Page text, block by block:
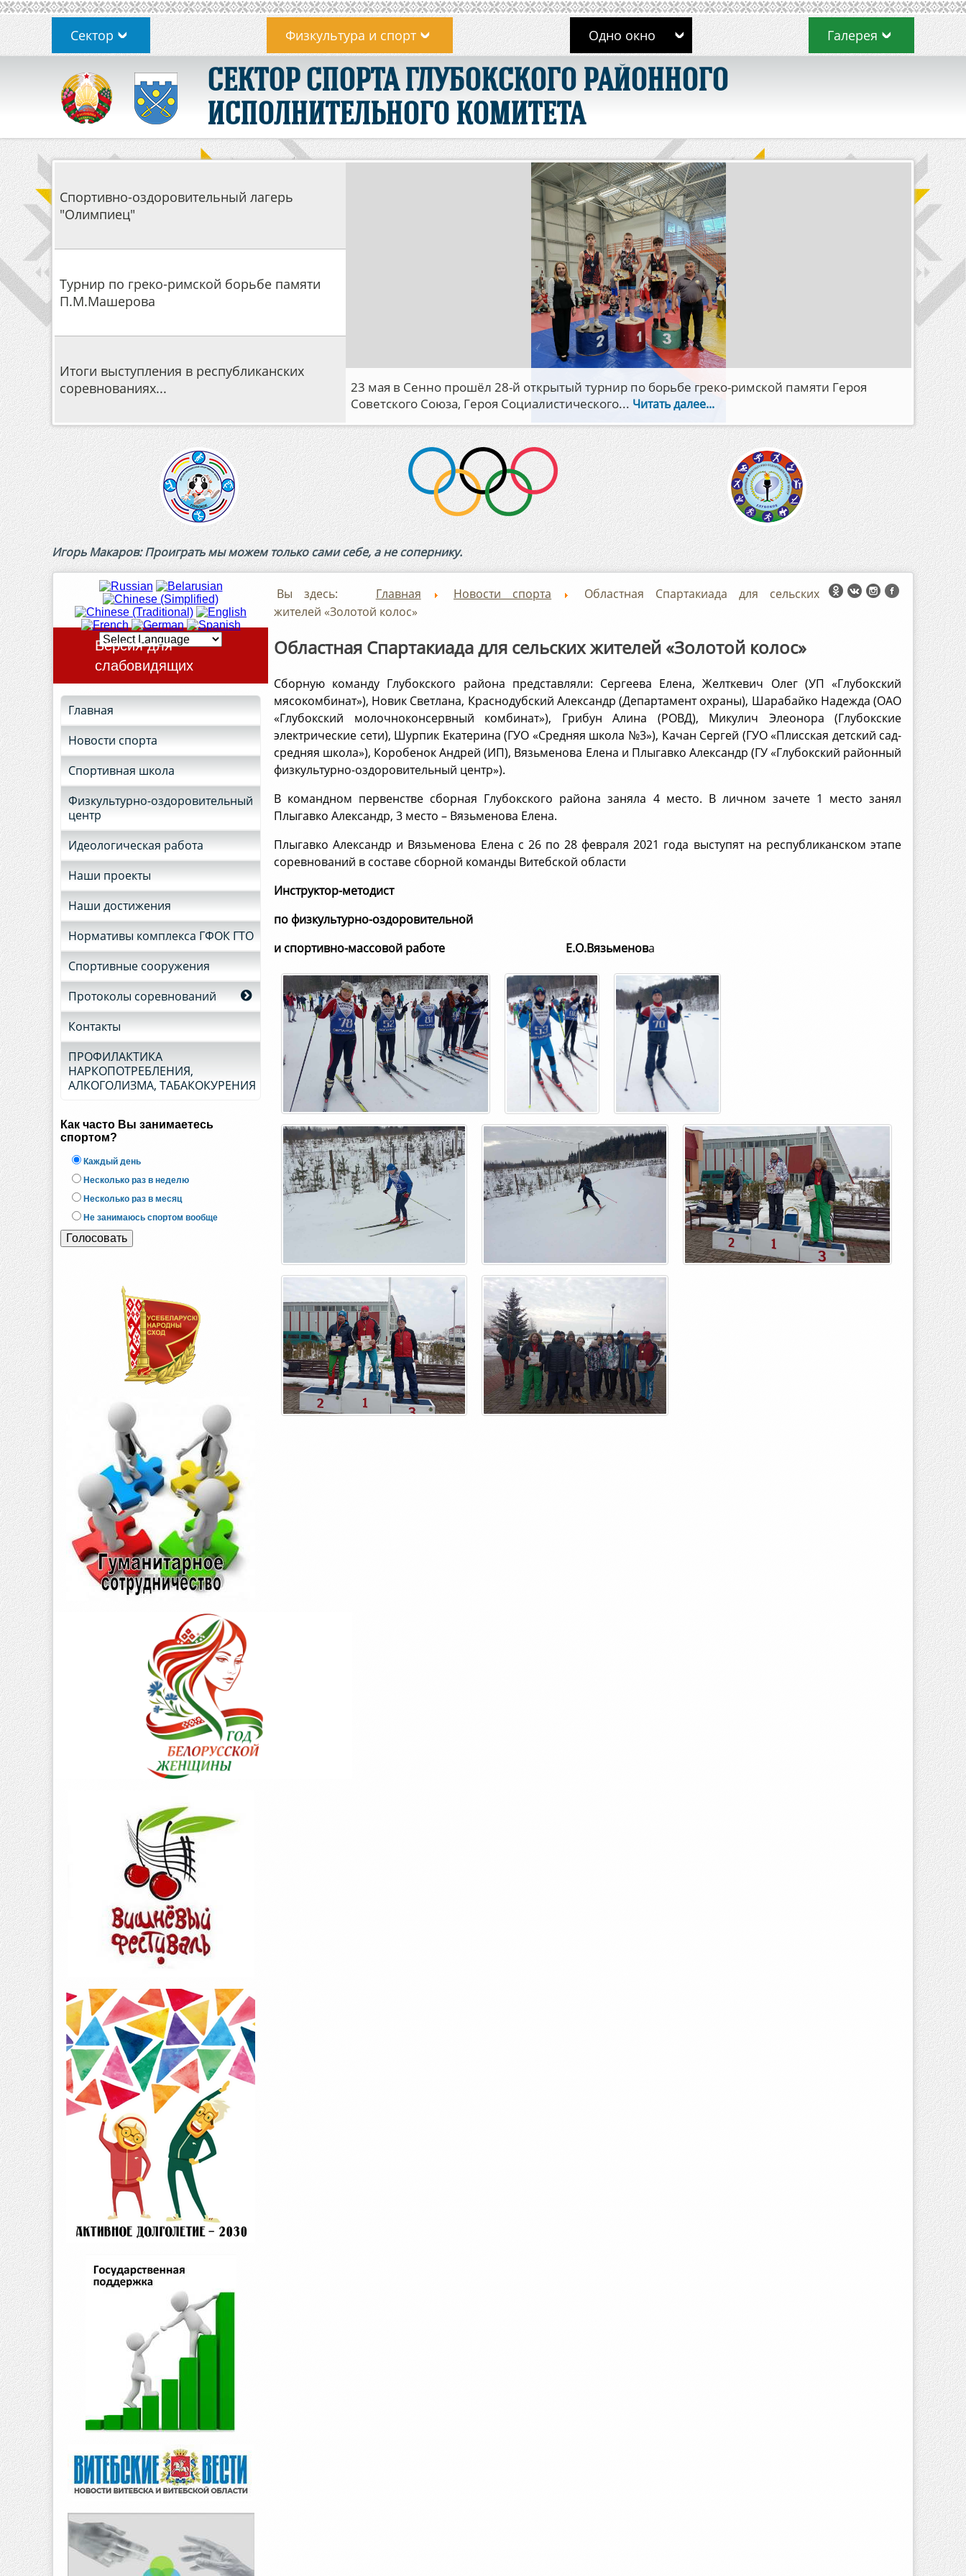
Сектор Физкультура и спорт Одно окно Галерея
СЕКТОР СПОРТА ГЛУБОКСКОГО РАЙОННОГО
ИСПОЛНИТЕЛЬНОГО КОМИТЕТА
Спортивно-оздоровительный лагерь
"Олимпиец"
Турнир по греко-римской борьбе памяти
П.М.Машерова
Итоги выступления в республиканских
соревнованиях...
С 5 по 14 мая в Минске прошли финалы республиканских соревнований детско-юношеской
волейбольной лиги «Мяч над сеткой».В...Читать далее...
Игорь Макаров: Проиграть мы можем только сами себе, а не сопернику.
Версия для
слабовидящих
Главная
Новости спорта
Спортивная школа
Физкультурно-оздоровительный
центр
Идеологическая работа
Наши проекты
Наши достижения
Нормативы комплекса ГФОК ГТО
Спортивные сооружения
Протоколы соревнований
Контакты
ПРОФИЛАКТИКА
НАРКОПОТРЕБЛЕНИЯ,
АЛКОГОЛИЗМА, ТАБАКОКУРЕНИЯ
Как часто Вы занимаетесь
спортом?
Каждый день
Несколько раз в неделю
Несколько раз в месяц
Не занимаюсь спортом вообще
Вы здесь: Главная Новости спорта
Областная Спартакиада для сельских
жителей «Золотой колос»
Областная Спартакиада для сельских жителей «Золотой колос»
Сборную команду Глубокского района представляли: Сергеева Елена, Желткевич Олег (УП «Глубокский
мясокомбинат»), Новик Светлана, Краснодубский Александр (Департамент охраны), Шарабайко Надежда (ОАО
«Глубокский молочноконсервный комбинат»), Грибун Алина (РОВД), Микулич Элеонора (Глубокские
электрические сети), Шурпик Екатерина (ГУО «Средняя школа №3»), Качан Сергей (ГУО «Плисская детский сад-
средняя школа»), Коробенок Андрей (ИП), Вязьменова Елена и Плыгавко Александр (ГУ «Глубокский районный
физкультурно-оздоровительный центр»).
В командном первенстве сборная Глубокского района заняла 4 место. В личном зачете 1 место занял
Плыгавко Александр, 3 место – Вязьменова Елена.
Плыгавко Александр и Вязьменова Елена с 26 по 28 февраля 2021 года выступят на республиканском этапе
соревнований в составе сборной команды Витебской области
Инструктор-методист
по физкультурно-оздоровительной
и спортивно-массовой работе Е.О.Вязьменова